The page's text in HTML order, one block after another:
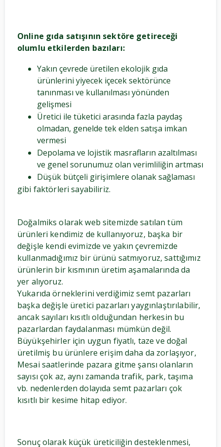
Online gıda satışının sektöre getireceği
olumlu etkilerden bazıları:
Yakın çevrede üretilen ekolojik gıda
ürünlerini yiyecek içecek sektörünce
tanınması ve kullanılması yönünden
gelişmesi
Üretici ile tüketici arasında fazla paydaş
olmadan, genelde tek elden satışa imkan
vermesi
Depolama ve lojistik masrafların azaltılması
ve genel sorunumuz olan verimliliğin artması
Düşük bütçeli girişimlere olanak sağlaması
gibi faktörleri sayabiliriz.
Doğalmiks olarak web sitemizde satılan tüm
ürünleri kendimiz de kullanıyoruz, başka bir
değişle kendi evimizde ve yakın çevremizde
kullanmadığımız bir ürünü satmıyoruz, sattığımız
ürünlerin bir kısmının üretim aşamalarında da
yer alıyoruz.
Yukarıda örneklerini verdiğimiz semt pazarları
başka değişle üretici pazarları yaygınlaştırılabilir,
ancak sayıları kısıtlı olduğundan herkesin bu
pazarlardan faydalanması mümkün değil.
Büyükşehirler için uygun fiyatlı, taze ve doğal
üretilmiş bu ürünlere erişim daha da zorlaşıyor,
Mesai saatlerinde pazara gitme şansı olanların
sayısı çok az, aynı zamanda trafik, park, taşıma
vb. nedenlerden dolayıda semt pazarları çok
kısıtlı bir kesime hitap ediyor.
Sonuç olarak küçük üreticiliğin desteklenmesi,